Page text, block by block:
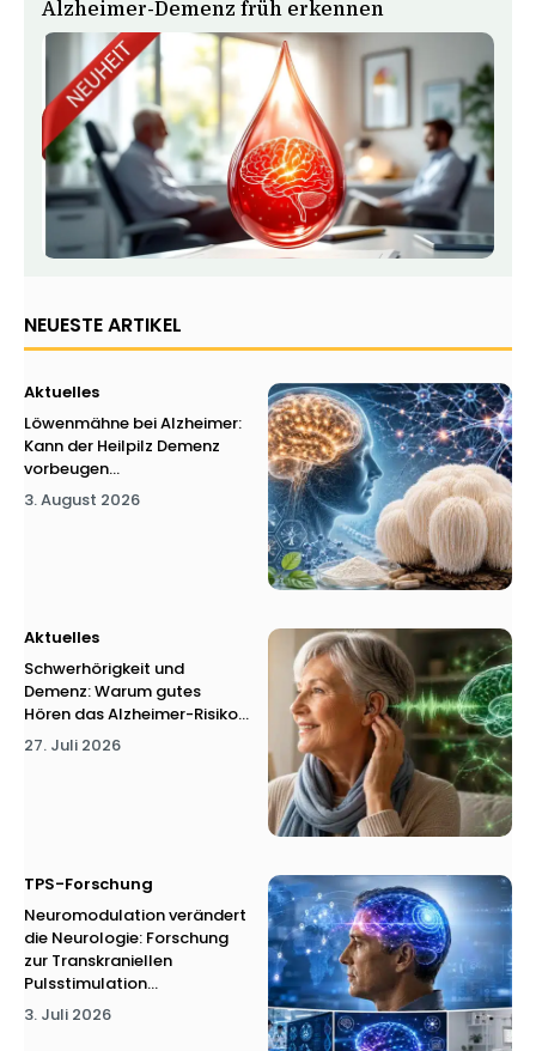
Alzheimer-Demenz früh erkennen
NEUESTE ARTIKEL
Aktuelles
Löwenmähne bei Alzheimer:
Kann der Heilpilz Demenz
vorbeugen...
3. August 2026
Aktuelles
Schwerhörigkeit und
Demenz: Warum gutes
Hören das Alzheimer-Risiko...
27. Juli 2026
TPS-Forschung
Neuromodulation verändert
die Neurologie: Forschung
zur Transkraniellen
Pulsstimulation...
3. Juli 2026